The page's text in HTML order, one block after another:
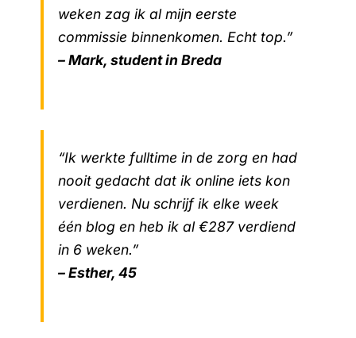
weken zag ik al mijn eerste
commissie binnenkomen. Echt top.”
– Mark, student in Breda
“Ik werkte fulltime in de zorg en had
nooit gedacht dat ik online iets kon
verdienen. Nu schrijf ik elke week
één blog en heb ik al €287 verdiend
in 6 weken.”
– Esther, 45